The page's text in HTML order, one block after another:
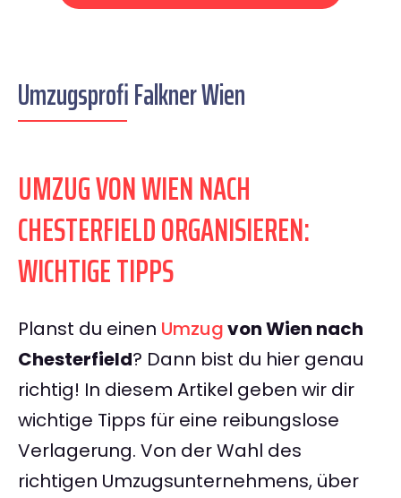
Umzugsprofi Falkner Wien
UMZUG VON WIEN NACH
CHESTERFIELD ORGANISIEREN:
WICHTIGE TIPPS
Planst du einen Umzugvon Wien nach
Chesterfield? Dann bist du hier genau
richtig! In diesem Artikel geben wir dir
wichtige Tipps für eine reibungslose
Verlagerung. Von der Wahl des
richtigen Umzugsunternehmens, über